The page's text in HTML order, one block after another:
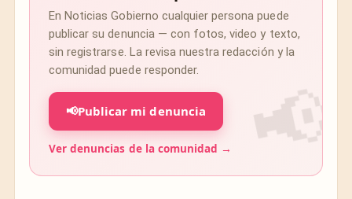
En Noticias Gobierno cualquier persona puede
publicar su denuncia — con fotos, video y texto,
sin registrarse. La revisa nuestra redacción y la
comunidad puede responder.
📢Publicar mi denuncia
Ver denuncias de la comunidad →